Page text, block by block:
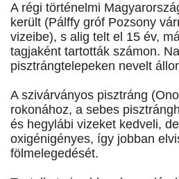
A régi történelmi
került (Pálffy gróf Pozsony
vizeibe), s alig telt el 15 év,
tagjaként tartották számon.
pisztrángtelepeken nevelt
A szivárványos pisztráng
rokonához, a sebes
és hegylábi vizeket kedveli,
oxigénigényes, így jobban
fölmelegedését.